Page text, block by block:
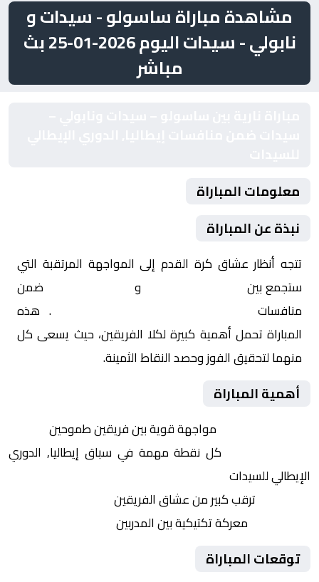
مشاهدة مباراة ساسولو - سيدات و
نابولي - سيدات اليوم 2026-01-25 بث
مباشر
معلومات المباراة
نبذة عن المباراة
تتجه أنظار عشاق كرة القدم إلى المواجهة المرتقبة التي
ستجمع بين
ونابولي – سيدات
ضمن
منافسات
. هذه
المباراة تحمل أهمية كبيرة لكلا الفريقين، حيث يسعى كل
منهما لتحقيق الفوز وحصد النقاط الثمينة.
أهمية المباراة
مواجهة قوية بين فريقين طموحين
كل نقطة مهمة في سباق إيطاليا, الدوري
الإيطالي للسيدات
ترقب كبير من عشاق الفريقين
معركة تكتيكية بين المدربين
توقعات المباراة